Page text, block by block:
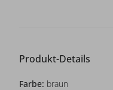
Produkt-Details
Farbe: braun